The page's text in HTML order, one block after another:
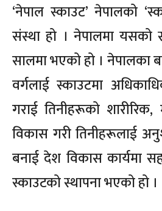
‘नेपाल स्काउट’ नेपालको
संस्था हो । नेपालमा यसको
सालमा भएको हो । नेपालका
वर्गलाई स्काउटमा
गराई तिनीहरूको
विकास गरी तिनीहरूलाई
बनाई देश विकास कार्यमा
स्काउटको स्थापना भएको हो ।